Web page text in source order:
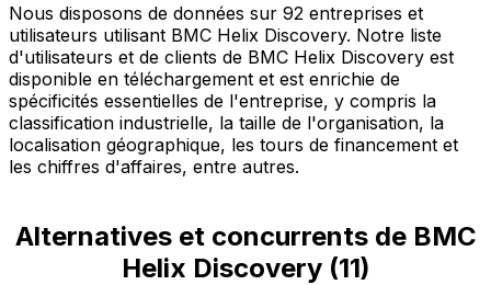
Nous disposons de données sur 92 entreprises et
utilisateurs utilisant BMC Helix Discovery. Notre liste
d'utilisateurs et de clients de BMC Helix Discovery est
disponible en téléchargement et est enrichie de
spécificités essentielles de l'entreprise, y compris la
classification industrielle, la taille de l'organisation, la
localisation géographique, les tours de financement et
les chiffres d'affaires, entre autres.
Alternatives et concurrents de BMC
Helix Discovery(11)